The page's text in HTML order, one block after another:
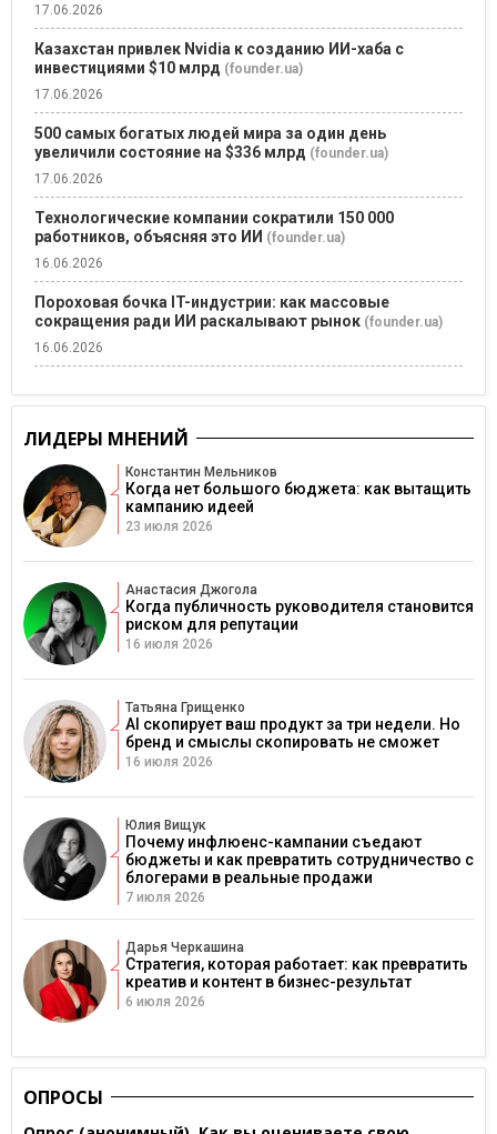
17.06.2026
Казахстан привлек Nvidia к созданию ИИ-хаба с
инвестициями $10 млрд (founder.ua)
17.06.2026
500 самых богатых людей мира за один день
увеличили состояние на $336 млрд (founder.ua)
17.06.2026
Технологические компании сократили 150 000
работников, объясняя это ИИ (founder.ua)
16.06.2026
Пороховая бочка IT-индустрии: как массовые
сокращения ради ИИ раскалывают рынок (founder.ua)
16.06.2026
ЛИДЕРЫ МНЕНИЙ
Константин Мельников
Когда нет большого бюджета: как вытащить
кампанию идеей
23 июля 2026
Анастасия Джогола
Когда публичность руководителя становится
риском для репутации
16 июля 2026
Татьяна Грищенко
AI скопирует ваш продукт за три недели. Но
бренд и смыслы скопировать не сможет
16 июля 2026
Юлия Вищук
Почему инфлюенс-кампании съедают
бюджеты и как превратить сотрудничество с
блогерами в реальные продажи
7 июля 2026
Дарья Черкашина
Стратегия, которая работает: как превратить
креатив и контент в бизнес-результат
6 июля 2026
ОПРОСЫ